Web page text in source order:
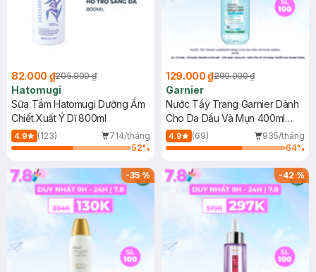
82.000 ₫205.000 ₫
Hatomugi
Sữa Tắm Hatomugi Dưỡng Ẩm
Chiết Xuất Ý Dĩ 800ml
4.9 (123)
714/tháng
52%
129.000 ₫209.000 ₫
Garnier
Nước Tẩy Trang Garnier Dành
Cho Da Dầu Và Mụn 400ml
(Mới)
4.9 (69)
935/tháng
64%
-35% -42%